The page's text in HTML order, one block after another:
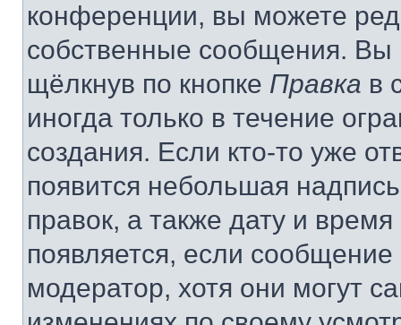
конференции, вы можете
собственные сообщения. Вы
щёлкнув по кнопке Правка в
иногда только в течение
создания. Если кто-то уже
появится небольшая
правок, а также дату и
появляется, если
модератор, хотя они могут